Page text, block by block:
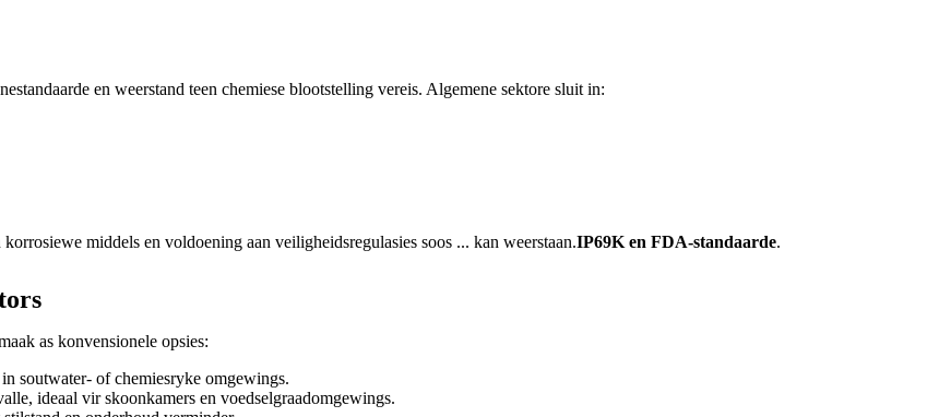
en weerstand teen chemiese blootstelling vereis. Algemene sektore sluit in:
middels en voldoening aan veiligheidsregulasies soos ... kan weerstaan.IP69K en FDA-standaarde.
as konvensionele opsies:
soutwater- of chemiesryke omgewings.
ideaal vir skoonkamers en voedselgraadomgewings.